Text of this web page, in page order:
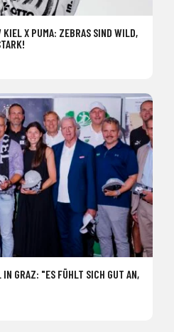
X PUMA: ZEBRAS SIND WILD,
GRAZ: "ES FÜHLT SICH GUT AN,